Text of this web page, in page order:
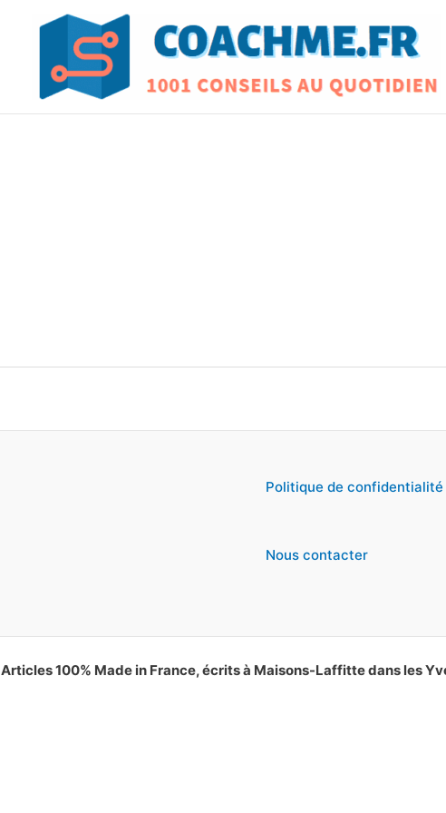
Politique de confidentialité
Nous contacter
Articles 100% Made in France, écrits à Maisons-Laffitte dans les